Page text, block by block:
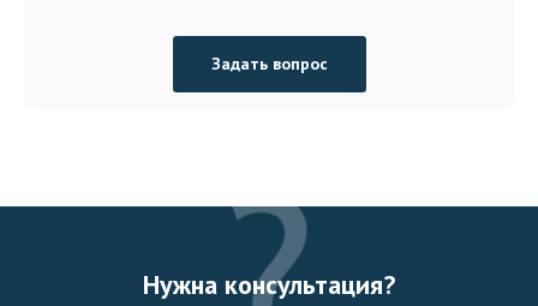
Задать вопрос
Нужна консультация?